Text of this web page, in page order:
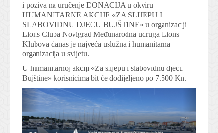
i poziva na uručenje DONACIJA u okviru
HUMANITARNE AKCIJE «ZA SLIJEPU I
SLABOVIDNU DJECU BUJŠTINE» u organizaciji
Lions Cluba Novigrad Međunarodna udruga Lions
Klubova danas je najveća uslužna i humanitarna
organizacija u svijetu.
U humanitarnoj akciji «Za slijepu i slabovidnu djecu
Bujštine» korisnicima bit će dodijeljeno po 7.500 Kn.